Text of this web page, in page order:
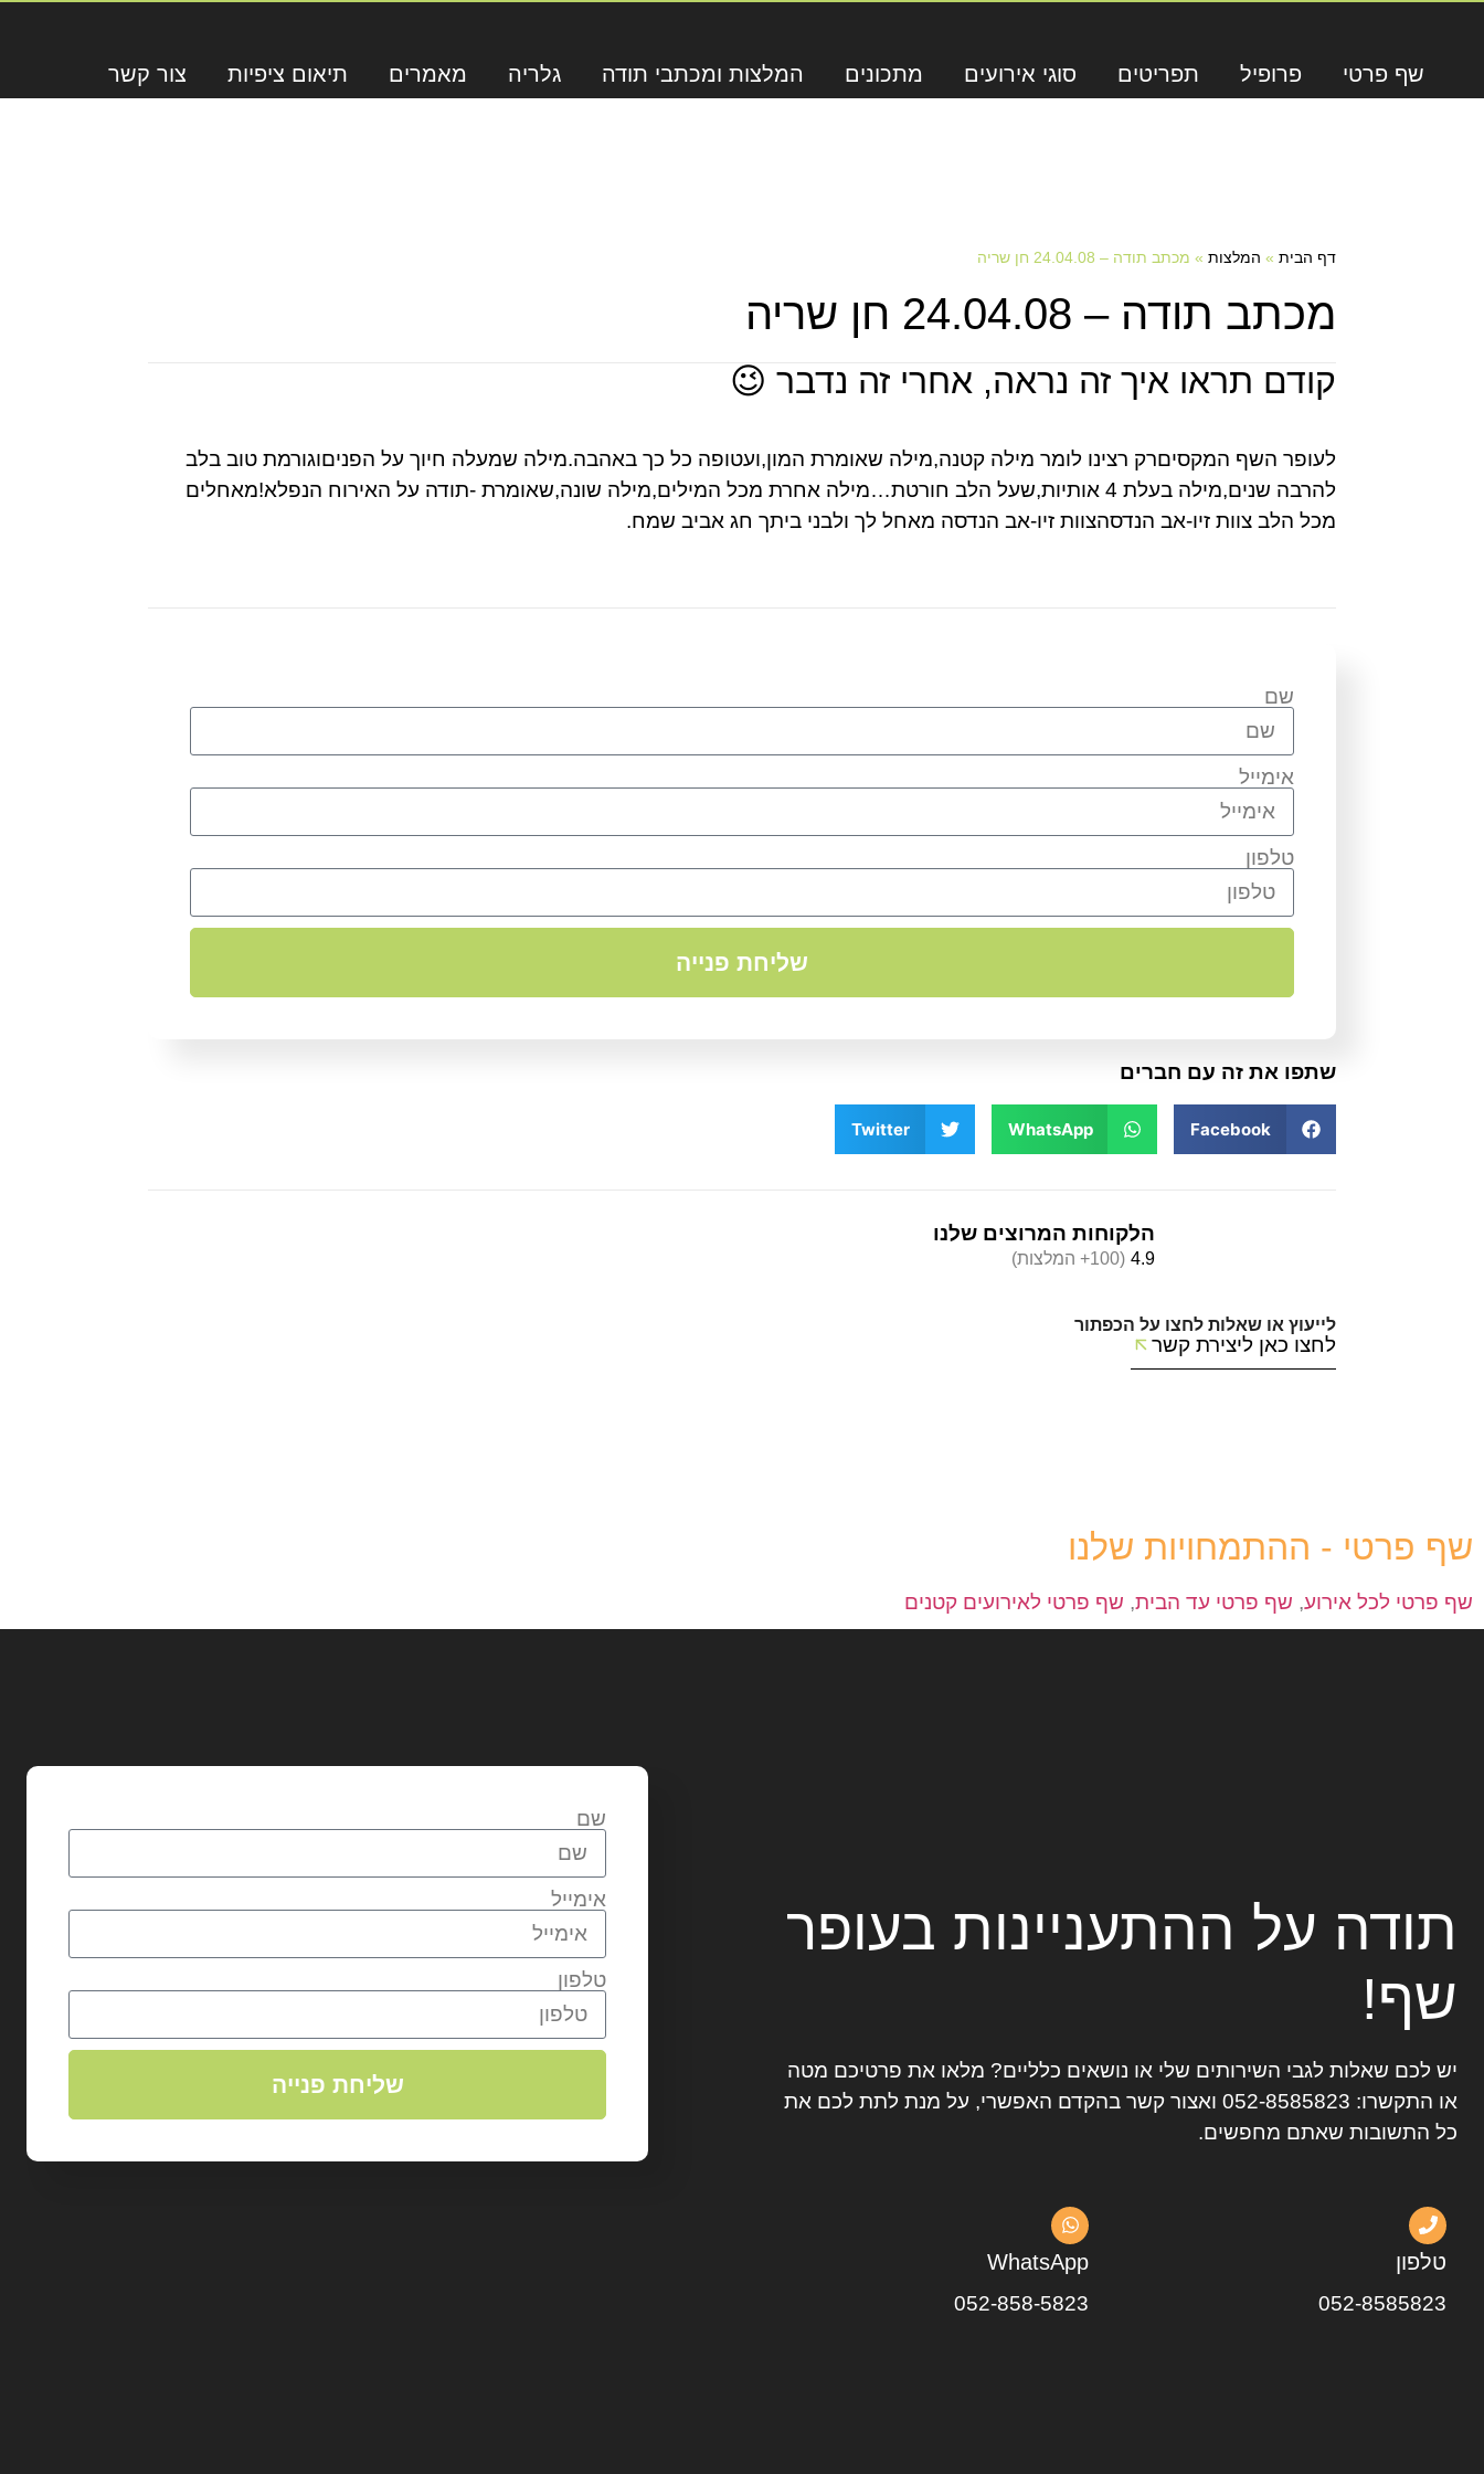
שף פרטי פרופיל תפריטים סוגי אירועים מתכונים המלצות ומכתבי תודה גלריה מאמרים תיאום ציפיות צור קשר
דף הבית » המלצות » מכתב תודה – 24.04.08 חן שריה
מכתב תודה – 24.04.08 חן שריה
קודם תראו איך זה נראה, אחרי זה נדבר 😉
לעופר השף המקסיםרק רצינו לומר מילה קטנה,מילה שאומרת המון,ועטופה כל כך באהבה.מילה שמעלה חיוך על הפניםוגורמת טוב בלב
להרבה שנים,מילה בעלת 4 אותיות,שעל הלב חורטת…מילה אחרת מכל המילים,מילה שונה,שאומרת -תודה על האירוח הנפלא!מאחלים
מכל הלב צוות זיו-אב הנדסהצוות זיו-אב הנדסה מאחל לך ולבני ביתך חג אביב שמח.
שם
אימייל
טלפון
שליחת פנייה
שתפו את זה עם חברים
Facebook
WhatsApp
Twitter
הלקוחות המרוצים שלנו
4.9 (100+ המלצות)
לייעוץ או שאלות לחצו על הכפתור
לחצו כאן ליצירת קשר
שף פרטי - ההתמחויות שלנו
שף פרטי לכל אירוע, שף פרטי עד הבית, שף פרטי לאירועים קטנים
תודה על ההתעניינות בעופר
שף!
יש לכם שאלות לגבי השירותים שלי או נושאים כלליים? מלאו את פרטיכם מטה
או התקשרו: 052-8585823 ואצור קשר בהקדם האפשרי, על מנת לתת לכם את
כל התשובות שאתם מחפשים.
טלפון
052-8585823
WhatsApp
052-858-5823
שם
אימייל
טלפון
שליחת פנייה